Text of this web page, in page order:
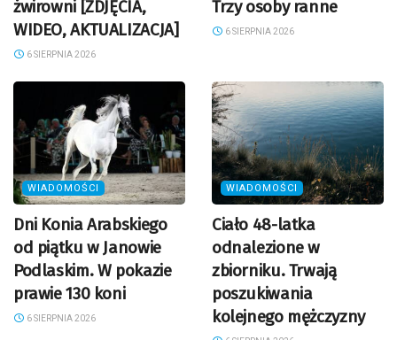
żwirowni [ZDJĘCIA,
WIDEO, AKTUALIZACJA]
6 SIERPNIA 2026
Trzy osoby ranne
6 SIERPNIA 2026
WIADOMOŚCI
Dni Konia Arabskiego
od piątku w Janowie
Podlaskim. W pokazie
prawie 130 koni
6 SIERPNIA 2026
WIADOMOŚCI
Ciało 48-latka
odnalezione w
zbiorniku. Trwają
poszukiwania
kolejnego mężczyzny